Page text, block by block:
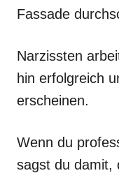
Fassade
Narzissten
hin erfolgreich
erscheinen.
Wenn du
sagst du damit,